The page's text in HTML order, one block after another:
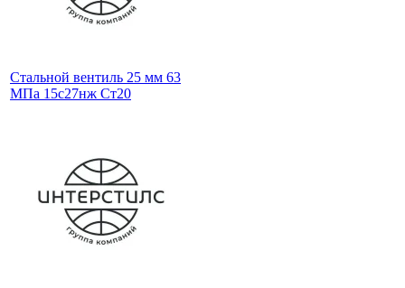
Стальной вентиль 25 мм 63
МПа 15с27нж Ст20